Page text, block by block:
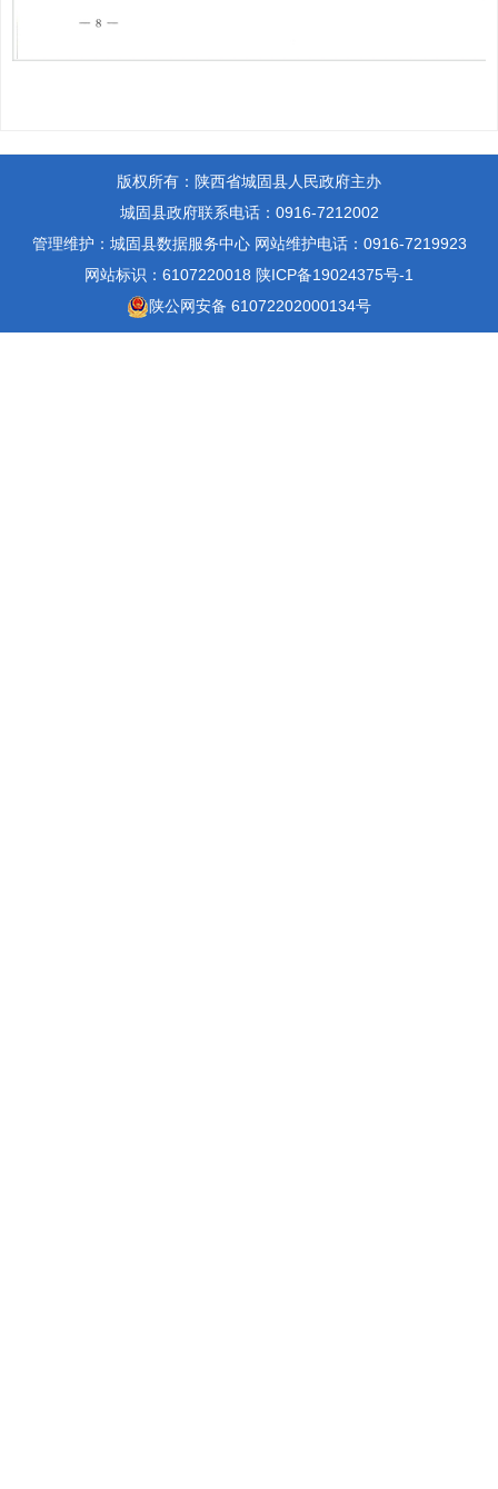
版权所有：陕西省城固县人民政府主办
城固县政府联系电话：0916-7212002
管理维护：城固县数据服务中心 网站维护电话：0916-7219923
网站标识：6107220018 陕ICP备19024375号-1
陕公网安备 61072202000134号